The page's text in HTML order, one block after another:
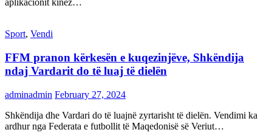
aplikacionit kinez…
Sport, Vendi
FFM pranon kërkesën e kuqezinjëve, Shkëndija
ndaj Vardarit do të luaj të dielën
adminadmin February 27, 2024
Shkëndija dhe Vardari do të luajnë zyrtarisht të dielën. Vendimi ka
ardhur nga Federata e futbollit të Maqedonisë së Veriut…